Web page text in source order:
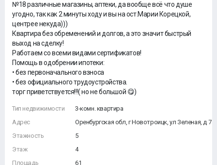
№18 различные магазины, аптеки, да вообще всё что душе
угодно, так как 2 минуты ходу и вы на ост.Марии Корецкой,
центрее некуда)))
Квартира без обременений и долгов, а это значит быстрый
выход на сделку!
Работаем со всеми видами сертификатов!
Помощь в одобрении ипотеки:
• без первоначального взноса
• без официального трудоустройства.
торг приветствуется!!!( но не большой 😋)
Тип недвижимости
Адрес
Этажность
Этаж
Площадь
3-комн. квартира
Оренбургская обл, г Новотроицк, ул Зеленая, д 7
5
4
61